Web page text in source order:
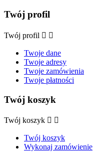
Twój profil
Twój profil  
Twoje dane
Twoje adresy
Twoje zamówienia
Twoje płatności
Twój koszyk
Twój koszyk  
Twój koszyk
Wykonaj zamówienie